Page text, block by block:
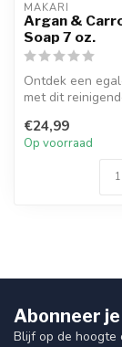
MAKARI
Argan &
Soap 7 oz.
Ontdek een
met dit
onzuive...
€24,99
Op voorraad
Abonneer
Blijf op de hoogte